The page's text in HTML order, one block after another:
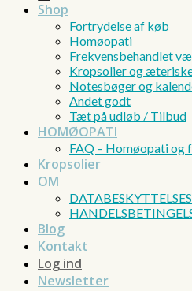
Shop
Fortrydelse af køb
Homøopati
Frekvensbehandlet
Kropsolier og
Notesbøger og
Andet godt
Tæt på udløb / Tilbud
HOMØOPATI
FAQ – Homøopati og
Kropsolier
OM
DATABESKYTTELSES
Blog
Kontakt
Log ind
Newsletter